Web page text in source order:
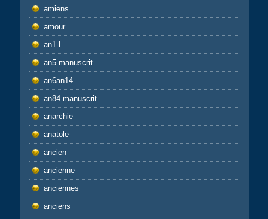
amiens
amour
an1-l
an5-manuscrit
an6an14
an84-manuscrit
anarchie
anatole
ancien
ancienne
anciennes
anciens